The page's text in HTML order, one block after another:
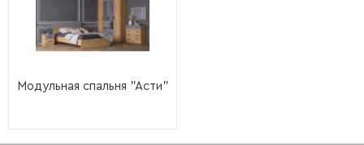
Модульная спальня "Асти"